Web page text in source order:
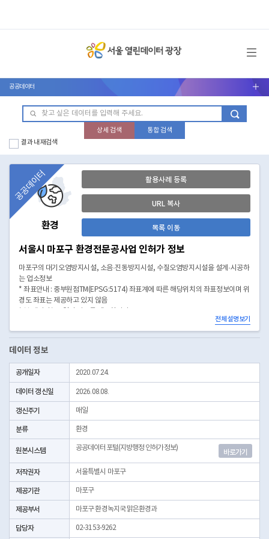
메뉴 열기
공공데이터 서브메뉴 열기
상세 검색
통합 검색
결과 내 재검색
환경
공공데이터 활용사례 등록
URL 복사
목록 이동
서울시 마포구 환경전문공사업 인허가 정보
마포구의 대기오염방지시설, 소음·진동방지시설, 수질오염방지시설을 설계·시공하
는 업소정보
* 좌표안내 : 중부원점TM(EPSG:5174) 좌표계에 따른 해당위치의 좌표정보이며 위
경도 좌표는 제공하고 있지 않음
* 시군구코드명은 "서울특별시 자치구 기관코드" 데이터셋에서 확인 가능합니다.
(https://data.seoul.go.kr/dataList/OA-22872/S/1/datasetView.do)
전체 설명보기
데이터 정보
공개일자 2020.07.24.
데이터 갱신일 2026.08.08.
갱신주기 매일
분류 환경
원본시스템 공공데이터포털(지방행정 인허가정보)
바로가기
저작권자 서울특별시 마포구
제공기관 마포구
제공부서 마포구 환경녹지국 맑은환경과
담당자 02-3153-9262